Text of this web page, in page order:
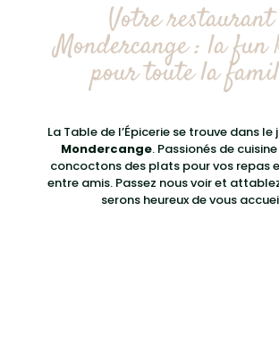
Votre
Mondercange : la fun
pour toute la
La Table de l’Épicerie se trouve dans
Mondercange. Passionés de
concoctons des plats pour vos repas
entre amis. Passez nous voir et
serons heureux de vous